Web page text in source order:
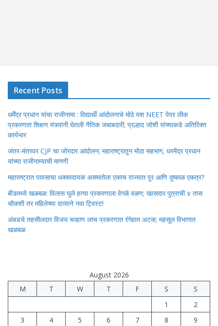
Recent Posts
धर्मेंद्र प्रधान यांचा राजीनामा : विद्यार्थी आंदोलनाचे मोठे यश NEET पेपर लीक
प्रकरणात शिक्षण मंत्र्यांनी घेतली नैतिक जबाबदारी; प्रल्हाद जोशी यांच्याकडे अतिरिक्त
कार्यभार
जंतर-मंतरवर CJP चा जोरदार आंदोलन; महाराष्ट्रातून मोठा सहभाग, धरमेंद्र प्रधान
यांच्या राजीनाम्याची मागणी
महाराष्ट्रात पावसाचा धक्कादायक असमतोल! एकाच राज्यात पूर आणि दुष्काळ एकत्र?
बीडमध्ये खळबळ: विलास घुले हत्या प्रकरणाला वेगळे वळण; खासदार पुत्राची ४ तास
चौकशी तर महिलेच्या दाव्याने नवा ट्विस्ट!
अंबडचे तहसीलदार विजय चव्हाण लाच प्रकरणात रंगेहात अटक; महसूल विभागात
खळबळ
August 2026
M
T W T F S
S
1
2
3
4 5 6 7 8
9